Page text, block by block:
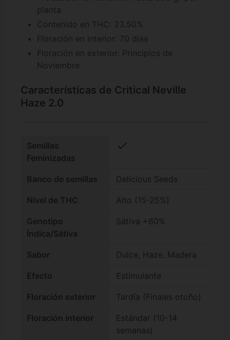
planta
Contenido en THC: 23.50%
Floración en interior: 70 días
Floración en exterior: Principios de
Noviembre
Características de Critical Neville
Haze 2.0
Semillas
Feminizadas
check
Banco de semillas Delicious Seeds
Nivel de THC Alto (15-25%)
Genotipo
Índica/Sátiva
Sátiva +60%
Sabor Dulce, Haze, Madera
Efecto Estimulante
Floración exterior Tardía (Finales otoño)
Floración interior
Estándar (10-14
semanas)